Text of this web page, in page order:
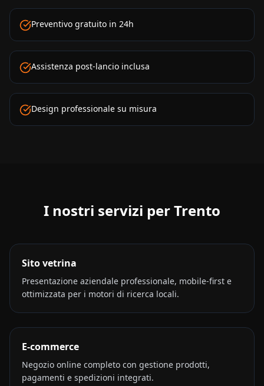
Preventivo gratuito in 24h
Assistenza post-lancio inclusa
Design professionale su misura
I nostri servizi perTrento
Sito vetrina
Presentazione aziendale professionale, mobile-first e
ottimizzata per i motori di ricerca locali.
E-commerce
Negozio online completo con gestione prodotti,
pagamenti e spedizioni integrati.